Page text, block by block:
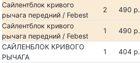
Сайлентблок кривого
рычага передний / Febest
2 490 р.
Сайлентблок кривого
рычага передний / Febest
1 490 р.
САЙЛЕНБЛОК КРИВОГО
РЫЧАГА
1 404 р.